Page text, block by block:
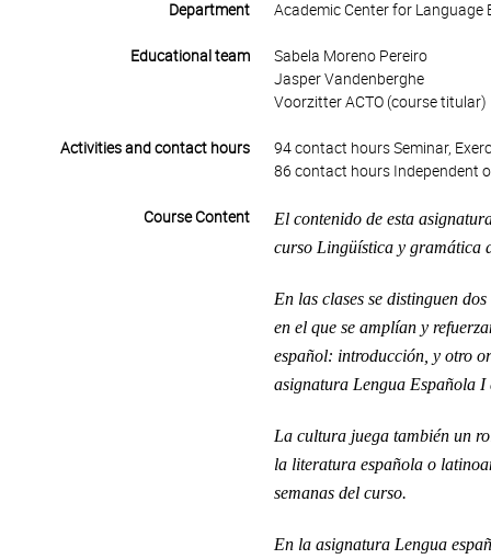
Department Academic Center for Language
Educational team
Sabela Moreno Pereiro
Jasper Vandenberghe
Voorzitter ACTO (course titular)
Activities and contact hours
94 contact hours Seminar,
86 contact hours Independent
Course Content
El contenido de esta
curso Lingüística y gramática
En las clases se distinguen
en el que se amplían y
español: introducción, y otro
asignatura Lengua Española
La cultura juega también un
la literatura española o
semanas del curso.
En la asignatura Lengua